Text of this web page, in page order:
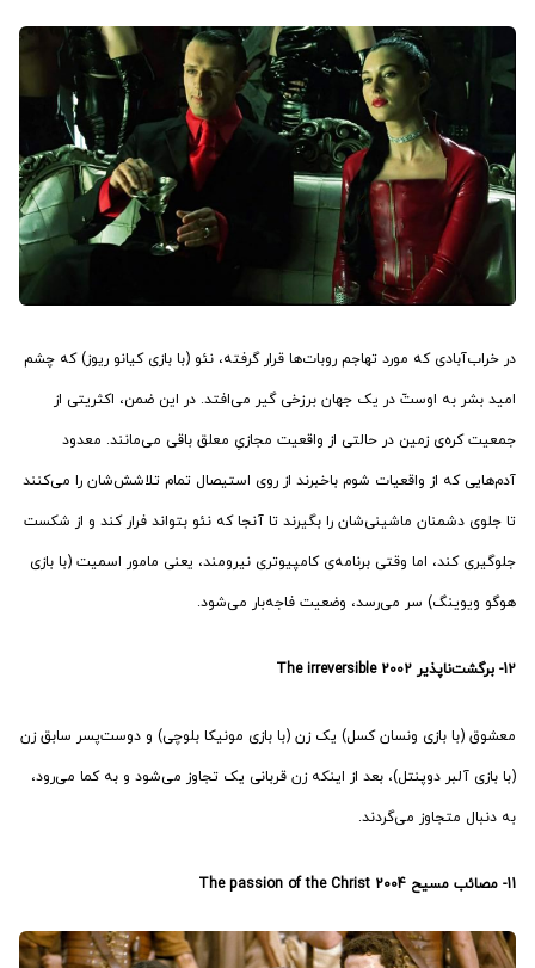
در خراب‌آبادی که مورد تهاجم روبات‌ها قرار گرفته، نئو (با بازی کیانو ریوز) که چشم
امید بشر به اوستّ در یک جهان برزخی گیر می‌افتد. در این ضمن، اکثریتی از
جمعیت کره‌ی زمین در حالتی از واقعیت مجازیِ معلق باقی می‌مانند. معدود
آدم‌هایی که از واقعیات شوم باخبرند از روی استیصال تمام تلاشش‌شان را می‌کنند
تا جلوی دشمنان ماشینی‌شان را بگیرند تا آنجا که نئو بتواند فرار کند و از شکست
جلوگیری کند، اما وقتی برنامه‌ی کامپیوتری نیرومند، یعنی مامور اسمیت (با بازی
هوگو ویوینگ) سر می‌رسد، وضعیت فاجه‌بار می‌شود.
12- برگشت‌ناپذیر The irreversible 2002
معشوق (با بازی ونسان کسل) یک زن (با بازی مونیکا بلوچی) و دوست‌پسر سابق زن
(با بازی آلبر دوپنتل)، بعد از اینکه زن قربانی یک تجاوز می‌شود و به کما می‌رود،
به دنبال متجاوز می‌گردند.
11- مصائب مسیح The passion of the Christ 2004